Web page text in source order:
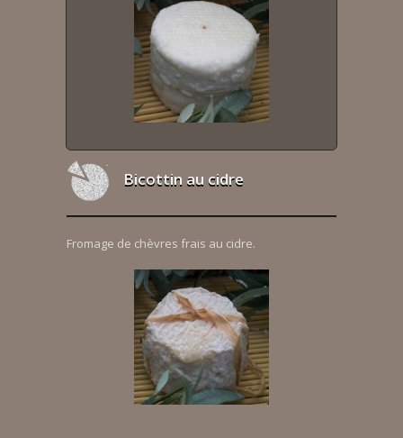
Bicottin au cidre
Fromage de chèvres frais au cidre.